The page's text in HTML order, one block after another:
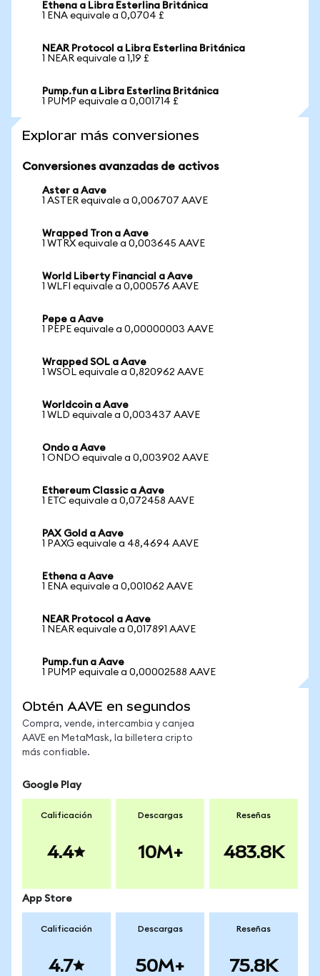
Ethena a Libra Esterlina Británica
1 ENA equivale a 0,0704 £
NEAR Protocol a Libra Esterlina Británica
1 NEAR equivale a 1,19 £
Pump.fun a Libra Esterlina Británica
1 PUMP equivale a 0,001714 £
Explorar más conversiones
Conversiones avanzadas de activos
Aster a Aave
1 ASTER equivale a 0,006707 AAVE
Wrapped Tron a Aave
1 WTRX equivale a 0,003645 AAVE
World Liberty Financial a Aave
1 WLFI equivale a 0,000576 AAVE
Pepe a Aave
1 PEPE equivale a 0,00000003 AAVE
Wrapped SOL a Aave
1 WSOL equivale a 0,820962 AAVE
Worldcoin a Aave
1 WLD equivale a 0,003437 AAVE
Ondo a Aave
1 ONDO equivale a 0,003902 AAVE
Ethereum Classic a Aave
1 ETC equivale a 0,072458 AAVE
PAX Gold a Aave
1 PAXG equivale a 48,4694 AAVE
Ethena a Aave
1 ENA equivale a 0,001062 AAVE
NEAR Protocol a Aave
1 NEAR equivale a 0,017891 AAVE
Pump.fun a Aave
1 PUMP equivale a 0,00002588 AAVE
Obtén AAVE en segundos
Compra, vende, intercambia y canjea
AAVE en MetaMask, la billetera cripto
más confiable.
Google Play
Calificación
4.4
Descargas
10M+
Reseñas
483.8K
App Store
Calificación
4.7
Descargas
50M+
Reseñas
75.8K